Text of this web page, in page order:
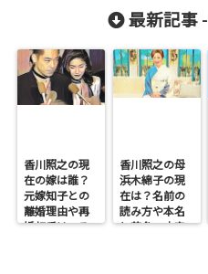
最新記事 -
香川照之の現
在の嫁は誰？
元嫁知子との
離婚理由や再
婚相手はいる
香川照之の母
浜木綿子の現
在は？名前の
読み方や本名
と芸名の由来